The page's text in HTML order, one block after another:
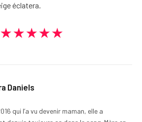
éclatera.
★★★★★
Daniels
qui l’a vu devenir maman, elle a